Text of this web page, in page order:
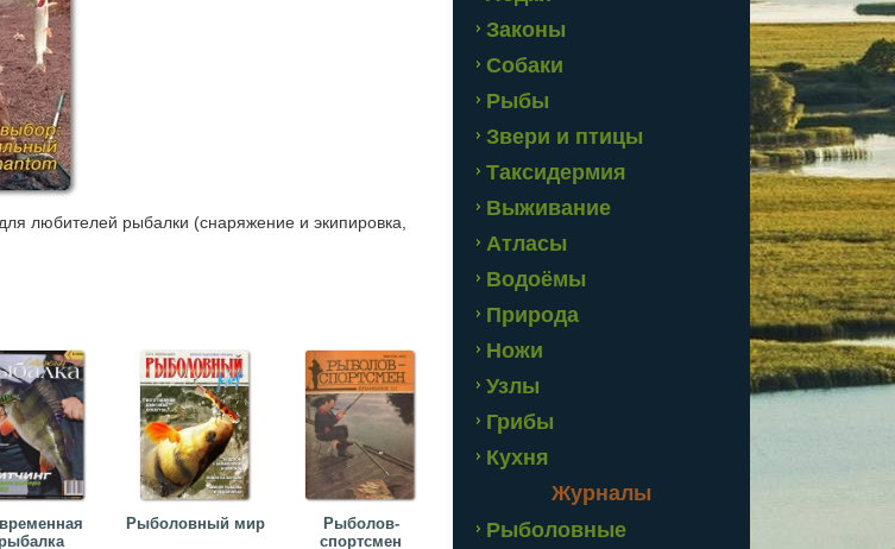
любителей рыбалки (снаряжение и экипировка,
рыбалка
Рыболовный мир
Рыболов-
спортсмен
Законы
Собаки
Рыбы
Звери и птицы
Таксидермия
Выживание
Атласы
Водоёмы
Природа
Ножи
Узлы
Грибы
Кухня
Журналы
Рыболовные